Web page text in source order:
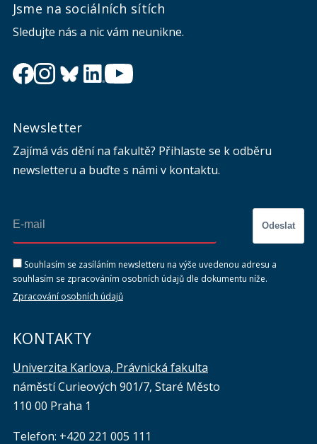
Jsme na sociálních sítích
Sledujte nás a nic vám neunikne.
Newsletter
Zajímá vás dění na fakultě? Přihlaste se k odběru
newsletteru a buďte s námi v kontaktu.
Odeslat
Souhlasím se zasíláním newsletteru na výše uvedenou adresu a
souhlasím se zpracováním osobních údajů dle dokumentu níže.
Zpracování osobních údajů
KONTAKTY
Univerzita Karlova, Právnická fakulta
náměstí Curieových 901/7, Staré Město
110 00 Praha 1
Telefon: +420 221 005 111